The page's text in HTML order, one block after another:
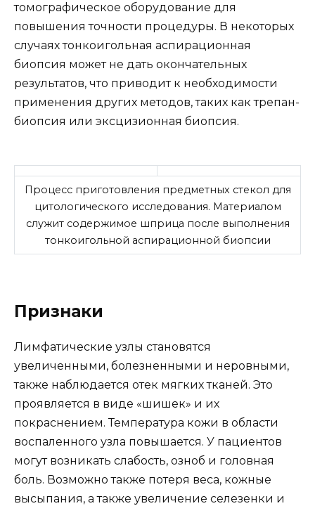
томографическое оборудование для
повышения точности процедуры. В некоторых
случаях тонкоигольная аспирационная
биопсия может не дать окончательных
результатов, что приводит к необходимости
применения других методов, таких как трепан-
биопсия или эксцизионная биопсия.
Процесс приготовления предметных стекол для
цитологического исследования. Материалом
служит содержимое шприца после выполнения
тонкоигольной аспирационной биопсии
Признаки
Лимфатические узлы становятся
увеличенными, болезненными и неровными,
также наблюдается отек мягких тканей. Это
проявляется в виде «шишек» и их
покраснением. Температура кожи в области
воспаленного узла повышается. У пациентов
могут возникать слабость, озноб и головная
боль. Возможно также потеря веса, кожные
высыпания, а также увеличение селезенки и